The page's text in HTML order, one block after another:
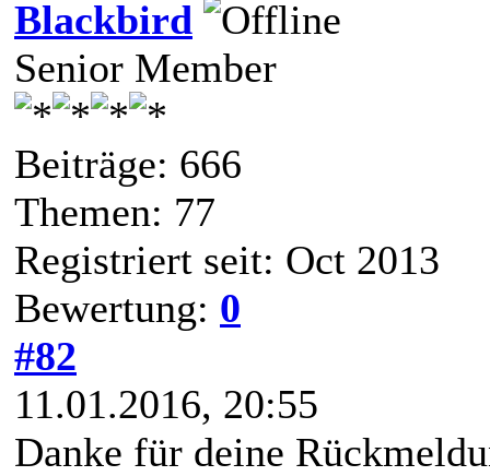
Blackbird
Senior Member
Beiträge: 666
Themen: 77
Registriert seit: Oct 2013
Bewertung: 0
#82
11.01.2016, 20:55
Danke für deine